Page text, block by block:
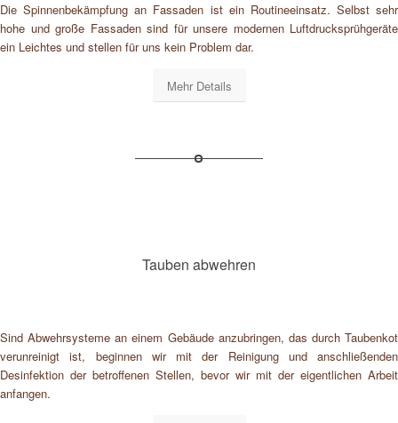
Die Spinnenbekämpfung an Fassaden ist ein Routineeinsatz. Selbst sehr
hohe und große Fassaden sind für unsere modernen Luftdrucksprühgeräte
ein Leichtes und stellen für uns kein Problem dar.
Mehr Details
Tauben abwehren
Sind Abwehrsysteme an einem Gebäude anzubringen, das durch Taubenkot
verunreinigt ist, beginnen wir mit der Reinigung und anschließenden
Desinfektion der betroffenen Stellen, bevor wir mit der eigentlichen Arbeit
anfangen.